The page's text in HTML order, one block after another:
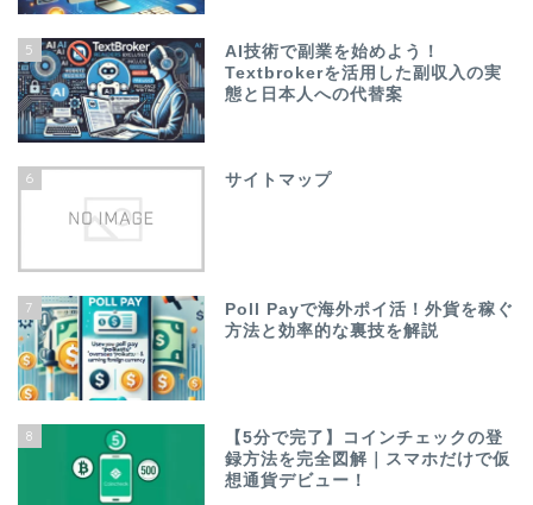
5
AI技術で副業を始めよう！
Textbrokerを活用した副収入の実
態と日本人への代替案
6 サイトマップ
7
Poll Payで海外ポイ活！外貨を稼ぐ
方法と効率的な裏技を解説
8
【5分で完了】コインチェックの登
録方法を完全図解｜スマホだけで仮
想通貨デビュー！